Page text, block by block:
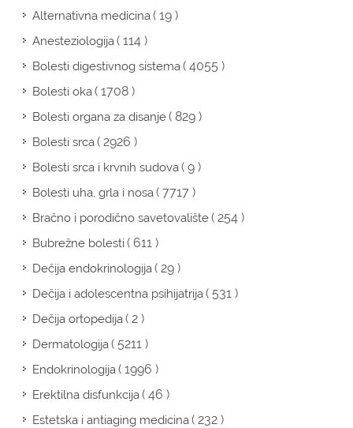
Alternativna medicina( 19 )
Anesteziologija( 114 )
Bolesti digestivnog sistema( 4055 )
Bolesti oka( 1708 )
Bolesti organa za disanje( 829 )
Bolesti srca( 2926 )
Bolesti srca i krvnih sudova( 9 )
Bolesti uha, grla i nosa( 7717 )
Bračno i porodično savetovalište( 254 )
Bubrežne bolesti( 611 )
Dečija endokrinologija( 29 )
Dečija i adolescentna psihijatrija( 531 )
Dečija ortopedija( 2 )
Dermatologija( 5211 )
Endokrinologija( 1996 )
Erektilna disfunkcija( 46 )
Estetska i antiaging medicina( 232 )